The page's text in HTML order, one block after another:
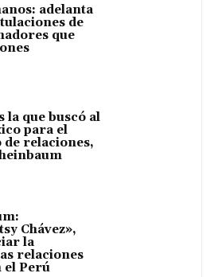
adelanta
de
que
la que buscó al
para el
relaciones,
Chávez»,
la
relaciones
el Perú